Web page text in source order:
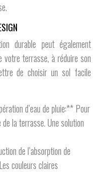
durable peut également
votre terrasse, à réduire son
de choisir un sol facile
d’eau de pluie:** Pour
la terrasse. Une solution
de l’absorption de
couleurs claires